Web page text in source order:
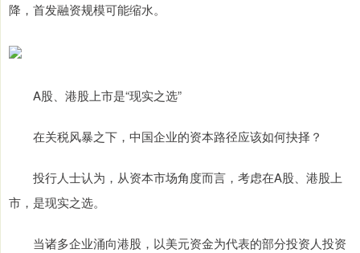
降，首发融资规模可能缩水。
A股、港股上市是“现实之选”
在关税风暴之下，中国企业的资本路径应该如何抉择？
投行人士认为，从资本市场角度而言，考虑在A股、港股上
市，是现实之选。
当诸多企业涌向港股，以美元资金为代表的部分投资人投资